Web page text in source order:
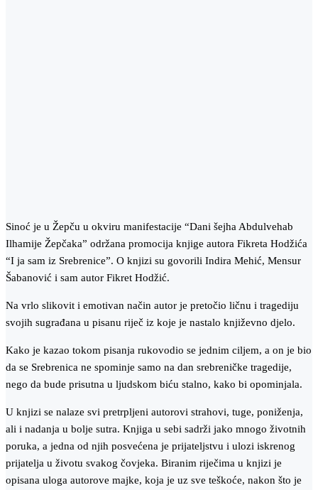
Sinoć je u Žepču u okviru manifestacije “Dani šejha Abdulvehab
Ilhamije Žepčaka” održana promocija knjige autora Fikreta Hodžića
“I ja sam iz Srebrenice”. O knjizi su govorili Indira Mehić, Mensur
Šabanović i sam autor Fikret Hodžić.
Na vrlo slikovit i emotivan način autor je pretočio ličnu i tragediju
svojih sugrađana u pisanu riječ iz koje je nastalo književno djelo.
Kako je kazao tokom pisanja rukovodio se jednim ciljem, a on je bio
da se Srebrenica ne spominje samo na dan srebreničke tragedije,
nego da bude prisutna u ljudskom biću stalno, kako bi opominjala.
U knjizi se nalaze svi pretrpljeni autorovi strahovi, tuge, poniženja,
ali i nadanja u bolje sutra. Knjiga u sebi sadrži jako mnogo životnih
poruka, a jedna od njih posvećena je prijateljstvu i ulozi iskrenog
prijatelja u životu svakog čovjeka. Biranim riječima u knjizi je
opisana uloga autorove majke, koja je uz sve teškoće, nakon što je